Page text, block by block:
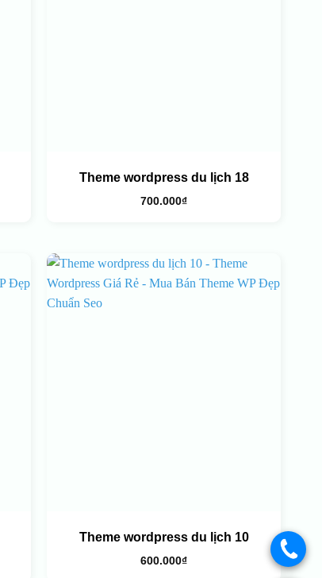
Theme wordpress du lịch 18
700.000₫
Theme wordpress du lịch 10
600.000₫
.